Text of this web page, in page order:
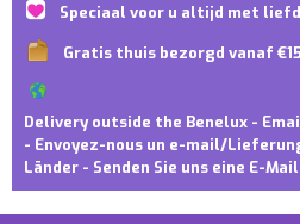
Speciaal voor u altijd met
Gratis thuis bezorgd vanaf
Delivery outside the Benelux -
- Envoyez-nous un e-mail/
Länder - Senden Sie uns eine E-